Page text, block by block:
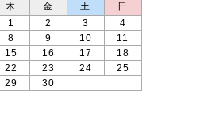
木 金 土
日
1
2 3
4
8 9 10
11
15 16 17
18
22 23 24
25
29 30